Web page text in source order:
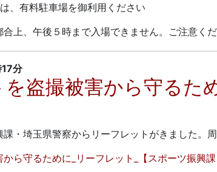
有料駐車場を御利用ください
、午後５時まで入場できません。ご注意くだ
分
盗撮被害から守るた
・埼玉県警察からリーフレットがきました。周
ら守るために_リーフレット_【スポーツ振興